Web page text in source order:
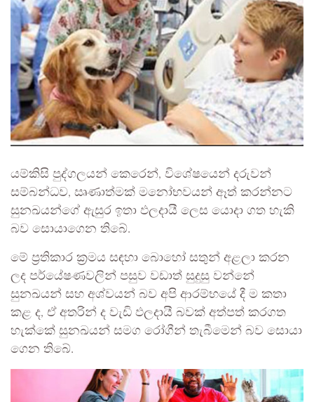
යම්කිසි පුද්ගලයන් කෙරෙන්, විශේෂයෙන් දරුවන්
සම්බන්ධව, ඍණාත්මක් මනෝභවයන් ඈත් කරන්නට
සුනඛයන්ගේ ඇසුර ඉතා ඵලදායී ලෙස යොදා ගත හැකි
බව සොයාගෙන තිබේ.
මේ ප්‍රතිකාර ක්‍රමය සඳහා බොහෝ සතුන් අළලා කරන
ලද පර්යේෂණවලින් පසුව වඩාත් සුදුසු වන්නේ
සුනඛයන් සහ අශ්වයන් බව අපි ආරම්භයේ දී ම කතා
කළ ද, ඒ අතරින් ද වැඩි ඵලදායී බවක් අත්පත් කරගත
හැක්කේ සුනඛයන් සමග රෝගීන් තැබීමෙන් බව සොයා
ගෙන තිබේ.